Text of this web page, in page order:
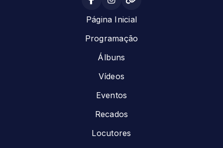
Página Inicial
Programação
Álbuns
Vídeos
Eventos
Recados
Locutores